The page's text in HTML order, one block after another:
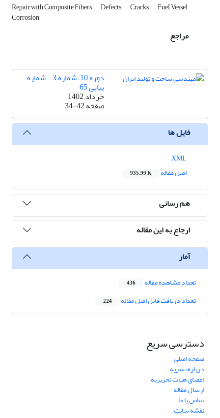
Repair with Composite Fibers Defects Cracks Fuel Vessel
Corrosion
مراجع
دوره 10، شماره 3 - شماره
پیاپی 65
خرداد 1402
صفحه34-42
فایل ها
اصل مقاله
935.99 K
هم رسانی
ارجاع به این مقاله
آمار
تعداد مشاهده مقاله 436
تعداد دریافت فایل اصل مقاله 224
دسترسی سریع
صفحه اصلی
درباره نشریه
اعضای هیات تحریریه
ارسال مقاله
تماس با ما
نقشه سایت